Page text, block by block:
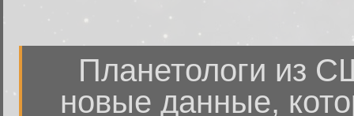
Планетологи из
новые данные,